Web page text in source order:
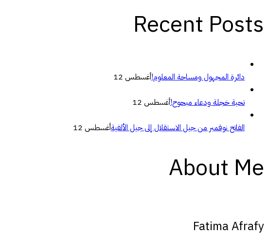
Recent Posts
دائرة المجهول ومساحة المعلوم!أغسطس 12
تحية خجلة ودعاء مبحوح!أغسطس 12
الفاتح نوفمبر من جيل الاستقلال إلى جيل الألفيةأغسطس 12
About Me
Fatima Afrafy